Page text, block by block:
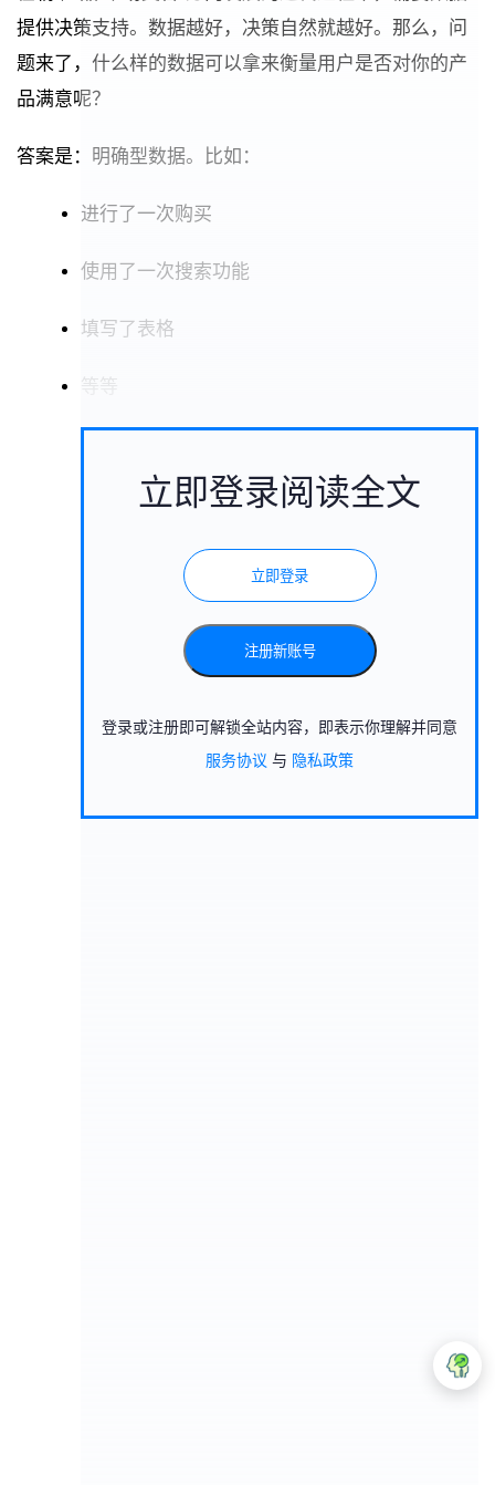
提供决策支持。数据越好，决策自然就越好。那么，问
题来了，什么样的数据可以拿来衡量用户是否对你的产
品满意呢？
答案是：明确型数据。比如：
进行了一次购买
使用了一次搜索功能
填写了表格
立即登录阅读全文
立即登录
注册新账号
登录或注册即可解锁全站内容，即表示你理解并同意
服务协议 与 隐私政策